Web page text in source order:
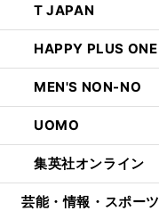
T JAPAN
HAPPY PLUS ONE
MEN'S NON-NO
UOMO
集英社オンライン
芸能・情報・スポーツ